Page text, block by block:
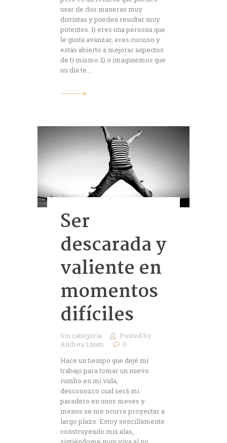
usar de dos maneras muy
distintas y pueden resultar muy
potentes. 1) eres una persona que
le gusta avanzar, eres curioso y
estás abierto a mejorar aspectos
de ti mismo 2) o imaginemos que
un día te…
Ser
descarada y
valiente en
momentos
difíciles
Sin categoría
Posted by
Andrea Linati
0
Hace un tiempo que dejé mi
trabajo para tomar un nuevo
rumbo en mi vida,
desconozco cual será mi
paradero en unos meses y
menos se me ocurre proyectar a
largo plazo. Estoy sencillamente
construyendo mis alas,